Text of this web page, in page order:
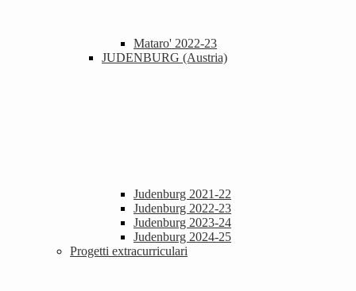
Mataro' 2022-23
JUDENBURG (Austria)
Judenburg 2021-22
Judenburg 2022-23
Judenburg 2023-24
Judenburg 2024-25
Progetti extracurriculari